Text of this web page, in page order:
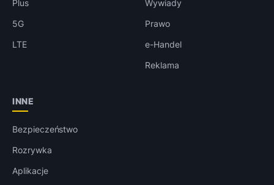
Plus
5G
LTE
Wywiady
Prawo
e-Handel
Reklama
INNE
Bezpieczeństwo
Rozrywka
Aplikacje